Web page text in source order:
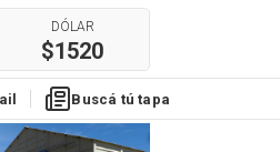
EURO
$1770
DÓLAR
$1520
Buscá tú tapa